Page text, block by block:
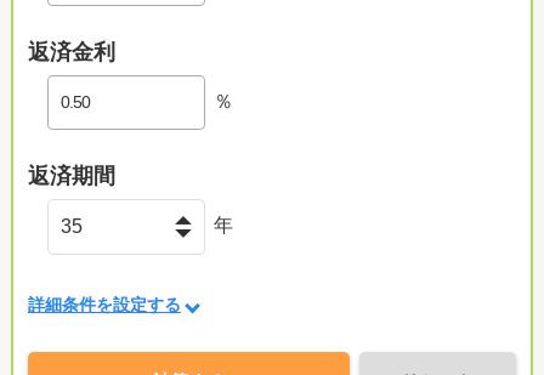
返済金利
％
返済期間
年
詳細条件を設定する